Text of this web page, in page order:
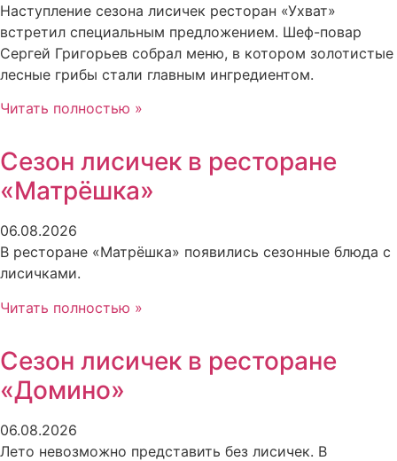
Наступление сезона лисичек ресторан «Ухват»
встретил специальным предложением. Шеф-повар
Сергей Григорьев собрал меню, в котором золотистые
лесные грибы стали главным ингредиентом.
Читать полностью »
Сезон лисичек в ресторане
«Матрёшка»
06.08.2026
В ресторане «Матрёшка» появились сезонные блюда с
лисичками.
Читать полностью »
Сезон лисичек в ресторане
«Домино»
06.08.2026
Лето невозможно представить без лисичек. В